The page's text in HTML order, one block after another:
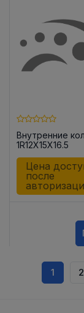
Внутренние
1R12X15X16.5
Цена
после
1 2